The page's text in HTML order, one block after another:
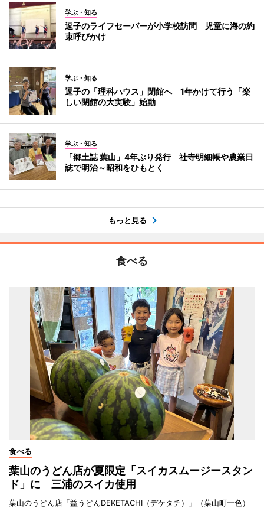
学ぶ・知る
逗子のライフセーバーが小学校訪問 児童に海の約
束呼びかけ
学ぶ・知る
逗子の「理科ハウス」閉館へ 1年かけて行う「楽
しい閉館の大実験」始動
学ぶ・知る
「郷土誌 葉山」4年ぶり発行 社寺明細帳や農業日
誌で明治～昭和をひもとく
もっと見る
食べる
食べる
葉山のうどん店が夏限定「スイカスムージースタン
ド」に 三浦のスイカ使用
葉山のうどん店「益うどんDEKETACHI（デケタチ）」（葉山町一色）